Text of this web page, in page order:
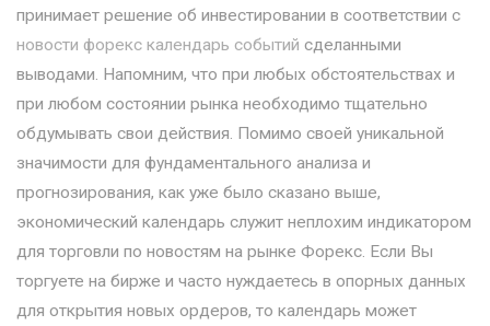
принимает решение об инвестировании в соответствии с
новости форекс календарь событий сделанными
выводами. Напомним, что при любых обстоятельствах и
при любом состоянии рынка необходимо тщательно
обдумывать свои действия. Помимо своей уникальной
значимости для фундаментального анализа и
прогнозирования, как уже было сказано выше,
экономический календарь служит неплохим индикатором
для торговли по новостям на рынке Форекс. Если Вы
торгуете на бирже и часто нуждаетесь в опорных данных
для открытия новых ордеров, то календарь может